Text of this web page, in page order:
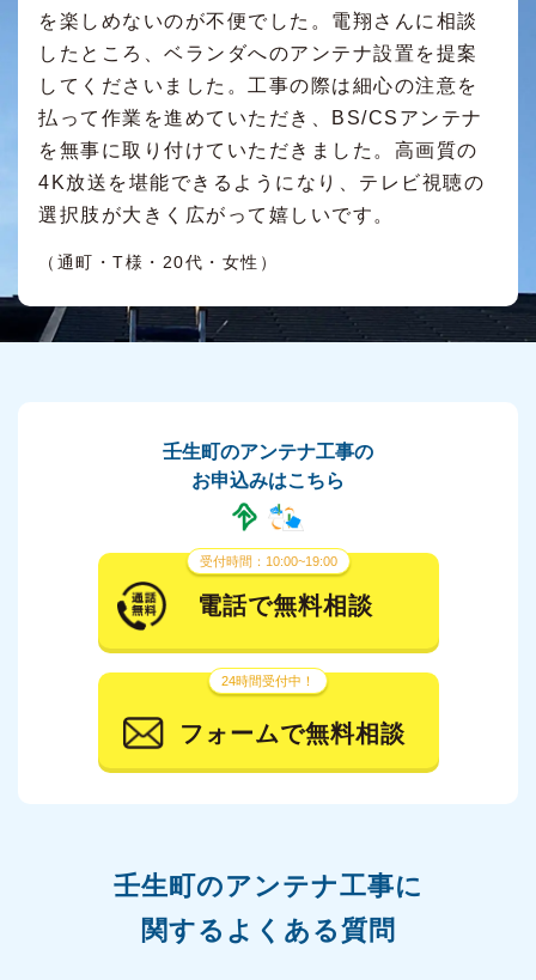
を楽しめないのが不便でした。電翔さんに相談
したところ、ベランダへのアンテナ設置を提案
してくださいました。工事の際は細心の注意を
払って作業を進めていただき、BS/CSアンテナ
を無事に取り付けていただきました。高画質の
4K放送を堪能できるようになり、テレビ視聴の
選択肢が大きく広がって嬉しいです。
（通町・T様・20代・女性）
壬生町のアンテナ工事の
お申込みはこちら
受付時間：10:00~19:00
電話で無料相談
24時間受付中！
フォームで無料相談
壬生町のアンテナ工事に
関するよくある質問